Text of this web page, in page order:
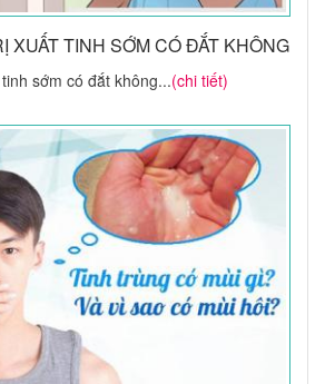
XUẤT TINH SỚM CÓ ĐẮT KHÔNG
sớm có đắt không...(chi tiết)